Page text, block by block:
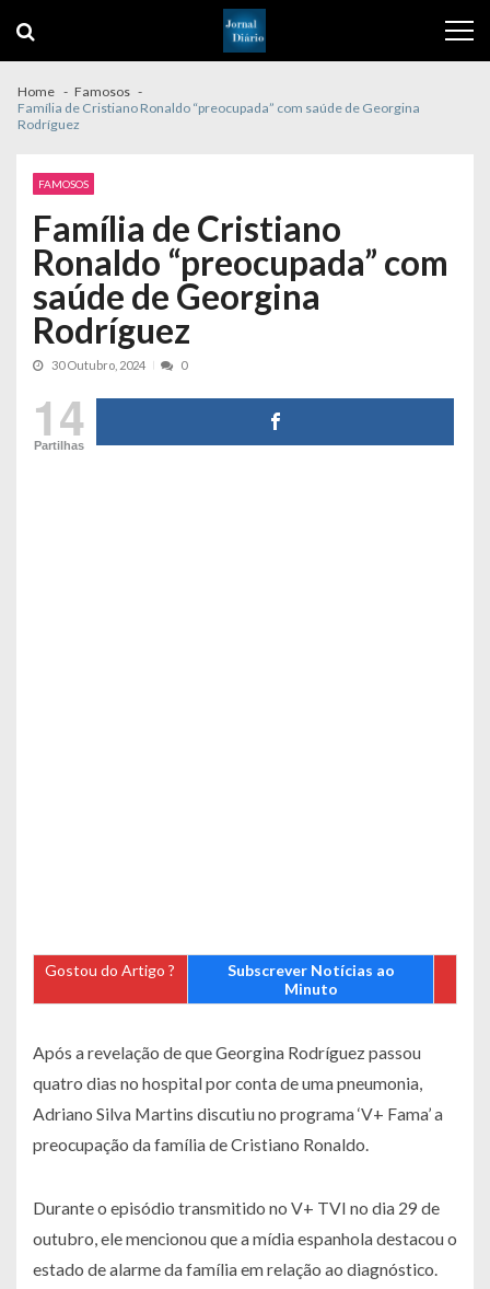
navigation
content
Home
Famosos
Família de Cristiano Ronaldo “preocupada” com saúde de Georgina
Rodríguez
FAMOSOS
Família de Cristiano
Ronaldo “preocupada” com
saúde de Georgina
Rodríguez
30 Outubro, 2024 0
14
Partilhas
Gostou do Artigo ?
Subscrever Notícias ao
Minuto
Após a revelação de que Georgina Rodríguez passou
quatro dias no hospital por conta de uma pneumonia,
Adriano Silva Martins discutiu no programa ‘V+ Fama’ a
preocupação da família de Cristiano Ronaldo.
Durante o episódio transmitido no V+ TVI no dia 29 de
outubro, ele mencionou que a mídia espanhola destacou o
estado de alarme da família em relação ao diagnóstico.